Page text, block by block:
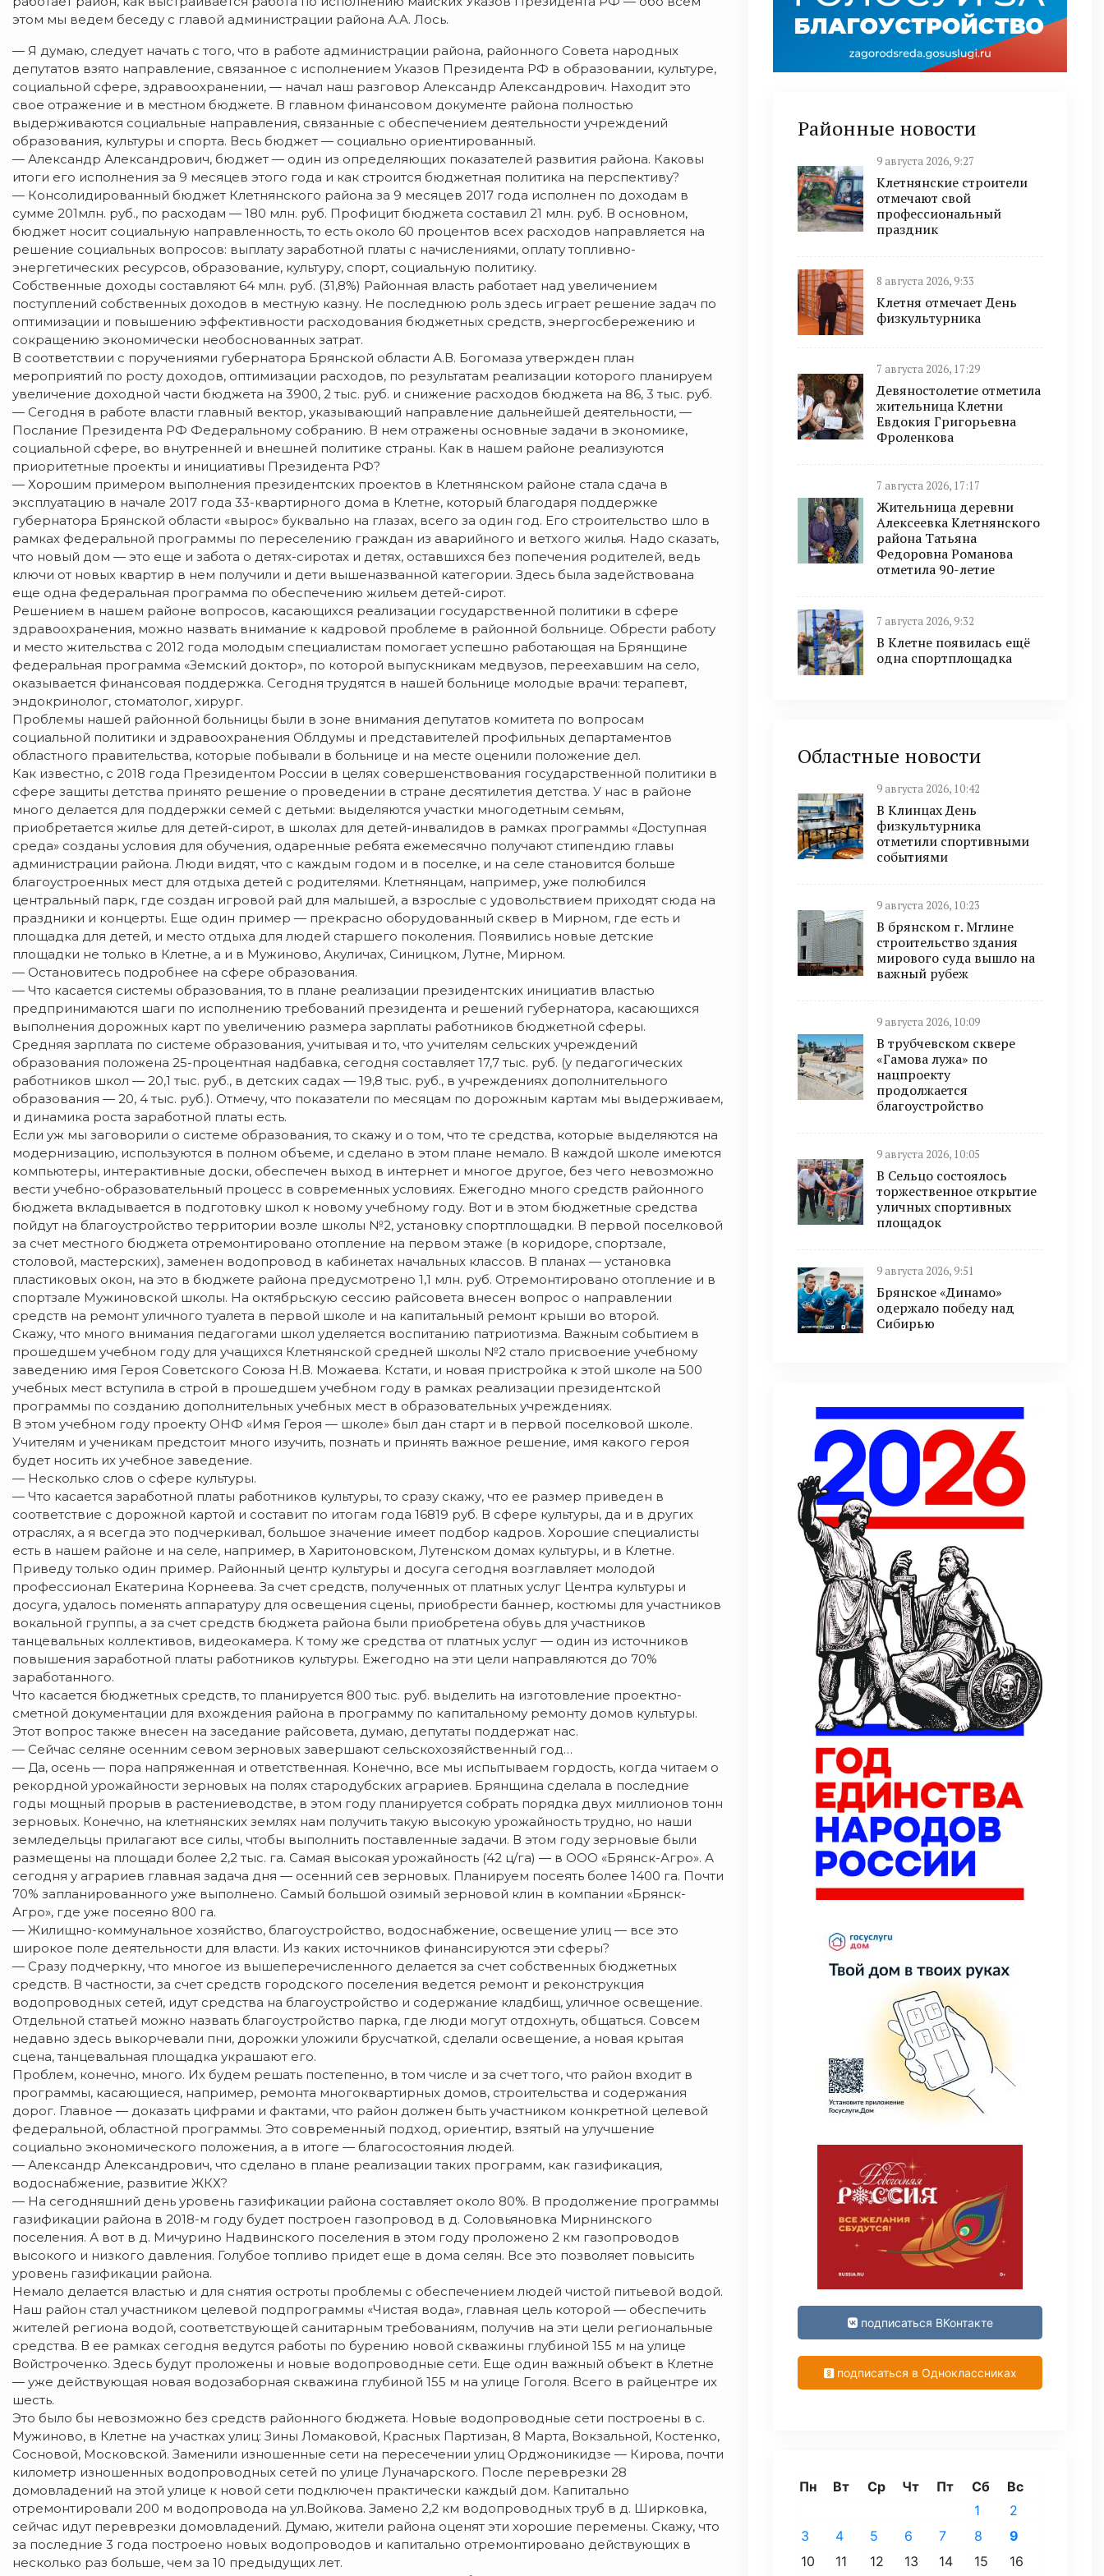
этом мы ведем беседу с главой администрации района А.А. Лось.
— Я думаю, следует начать с того, что в работе администрации района, районного Совета народных
депутатов взято направление, связанное с исполнением Указов Президента РФ в образовании, культуре,
социальной сфере, здравоохранении, — начал наш разговор Александр Александрович. Находит это
свое отражение и в местном бюджете. В главном финансовом документе района полностью
выдерживаются социальные направления, связанные с обеспечением деятельности учреждений
образования, культуры и спорта. Весь бюджет — социально ориентированный.
— Александр Александрович, бюджет — один из определяющих показателей развития района. Каковы
итоги его исполнения за 9 месяцев этого года и как строится бюджетная политика на перспективу?
— Консолидированный бюджет Клетнянского района за 9 месяцев 2017 года исполнен по доходам в
сумме 201млн. руб., по расходам — 180 млн. руб. Профицит бюджета составил 21 млн. руб. В основном,
бюджет носит социальную направленность, то есть около 60 процентов всех расходов направляется на
решение социальных вопросов: выплату заработной платы с начислениями, оплату топливно-
энергетических ресурсов, образование, культуру, спорт, социальную политику.
Собственные доходы составляют 64 млн. руб. (31,8%) Районная власть работает над увеличением
поступлений собственных доходов в местную казну. Не последнюю роль здесь играет решение задач по
оптимизации и повышению эффективности расходования бюджетных средств, энергосбережению и
сокращению экономически необоснованных затрат.
В соответствии с поручениями губернатора Брянской области А.В. Богомаза утвержден план
мероприятий по росту доходов, оптимизации расходов, по результатам реализации которого планируем
увеличение доходной части бюджета на 3900, 2 тыс. руб. и снижение расходов бюджета на 86, 3 тыс. руб.
— Сегодня в работе власти главный вектор, указывающий направление дальнейшей деятельности, —
Послание Президента РФ Федеральному собранию. В нем отражены основные задачи в экономике,
социальной сфере, во внутренней и внешней политике страны. Как в нашем районе реализуются
приоритетные проекты и инициативы Президента РФ?
— Хорошим примером выполнения президентских проектов в Клетнянском районе стала сдача в
эксплуатацию в начале 2017 года 33-квартирного дома в Клетне, который благодаря поддержке
губернатора Брянской области «вырос» буквально на глазах, всего за один год. Его строительство шло в
рамках федеральной программы по переселению граждан из аварийного и ветхого жилья. Надо сказать,
что новый дом — это еще и забота о детях-сиротах и детях, оставшихся без попечения родителей, ведь
ключи от новых квартир в нем получили и дети вышеназванной категории. Здесь была задействована
еще одна федеральная программа по обеспечению жильем детей-сирот.
Решением в нашем районе вопросов, касающихся реализации государственной политики в сфере
здравоохранения, можно назвать внимание к кадровой проблеме в районной больнице. Обрести работу
и место жительства с 2012 года молодым специалистам помогает успешно работающая на Брянщине
федеральная программа «Земский доктор», по которой выпускникам медвузов, переехавшим на село,
оказывается финансовая поддержка. Сегодня трудятся в нашей больнице молодые врачи: терапевт,
эндокринолог, стоматолог, хирург.
Проблемы нашей районной больницы были в зоне внимания депутатов комитета по вопросам
социальной политики и здравоохранения Облдумы и представителей профильных департаментов
областного правительства, которые побывали в больнице и на месте оценили положение дел.
Как известно, с 2018 года Президентом России в целях совершенствования государственной политики в
сфере защиты детства принято решение о проведении в стране десятилетия детства. У нас в районе
много делается для поддержки семей с детьми: выделяются участки многодетным семьям,
приобретается жилье для детей-сирот, в школах для детей-инвалидов в рамках программы «Доступная
среда» созданы условия для обучения, одаренные ребята ежемесячно получают стипендию главы
администрации района. Люди видят, что с каждым годом и в поселке, и на селе становится больше
благоустроенных мест для отдыха детей с родителями. Клетнянцам, например, уже полюбился
центральный парк, где создан игровой рай для малышей, а взрослые с удовольствием приходят сюда на
праздники и концерты. Еще один пример — прекрасно оборудованный сквер в Мирном, где есть и
площадка для детей, и место отдыха для людей старшего поколения. Появились новые детские
площадки не только в Клетне, а и в Мужиново, Акуличах, Синицком, Лутне, Мирном.
— Остановитесь подробнее на сфере образования.
— Что касается системы образования, то в плане реализации президентских инициатив властью
предпринимаются шаги по исполнению требований президента и решений губернатора, касающихся
выполнения дорожных карт по увеличению размера зарплаты работников бюджетной сферы.
Средняя зарплата по системе образования, учитывая и то, что учителям сельских учреждений
образования положена 25-процентная надбавка, сегодня составляет 17,7 тыс. руб. (у педагогических
работников школ — 20,1 тыс. руб., в детских садах — 19,8 тыс. руб., в учреждениях дополнительного
образования — 20, 4 тыс. руб.). Отмечу, что показатели по месяцам по дорожным картам мы выдерживаем,
и динамика роста заработной платы есть.
Если уж мы заговорили о системе образования, то скажу и о том, что те средства, которые выделяются на
модернизацию, используются в полном объеме, и сделано в этом плане немало. В каждой школе имеются
компьютеры, интерактивные доски, обеспечен выход в интернет и многое другое, без чего невозможно
вести учебно-образовательный процесс в современных условиях. Ежегодно много средств районного
бюджета вкладывается в подготовку школ к новому учебному году. Вот и в этом бюджетные средства
пойдут на благоустройство территории возле школы №2, установку спортплощадки. В первой поселковой
за счет местного бюджета отремонтировано отопление на первом этаже (в коридоре, спортзале,
столовой, мастерских), заменен водопровод в кабинетах начальных классов. В планах — установка
пластиковых окон, на это в бюджете района предусмотрено 1,1 млн. руб. Отремонтировано отопление и в
спортзале Мужиновской школы. На октябрьскую сессию райсовета внесен вопрос о направлении
средств на ремонт уличного туалета в первой школе и на капитальный ремонт крыши во второй.
Скажу, что много внимания педагогами школ уделяется воспитанию патриотизма. Важным событием в
прошедшем учебном году для учащихся Клетнянской средней школы №2 стало присвоение учебному
заведению имя Героя Советского Союза Н.В. Можаева. Кстати, и новая пристройка к этой школе на 500
учебных мест вступила в строй в прошедшем учебном году в рамках реализации президентской
программы по созданию дополнительных учебных мест в образовательных учреждениях.
В этом учебном году проекту ОНФ «Имя Героя — школе» был дан старт и в первой поселковой школе.
Учителям и ученикам предстоит много изучить, познать и принять важное решение, имя какого героя
будет носить их учебное заведение.
— Несколько слов о сфере культуры.
— Что касается заработной платы работников культуры, то сразу скажу, что ее размер приведен в
соответствие с дорожной картой и составит по итогам года 16819 руб. В сфере культуры, да и в других
отраслях, а я всегда это подчеркивал, большое значение имеет подбор кадров. Хорошие специалисты
есть в нашем районе и на селе, например, в Харитоновском, Лутенском домах культуры, и в Клетне.
Приведу только один пример. Районный центр культуры и досуга сегодня возглавляет молодой
профессионал Екатерина Корнеева. За счет средств, полученных от платных услуг Центра культуры и
досуга, удалось поменять аппаратуру для освещения сцены, приобрести баннер, костюмы для участников
вокальной группы, а за счет средств бюджета района были приобретена обувь для участников
танцевальных коллективов, видеокамера. К тому же средства от платных услуг — один из источников
повышения заработной платы работников культуры. Ежегодно на эти цели направляются до 70%
заработанного.
Что касается бюджетных средств, то планируется 800 тыс. руб. выделить на изготовление проектно-
сметной документации для вхождения района в программу по капитальному ремонту домов культуры.
Этот вопрос также внесен на заседание райсовета, думаю, депутаты поддержат нас.
— Сейчас селяне осенним севом зерновых завершают сельскохозяйственный год…
— Да, осень — пора напряженная и ответственная. Конечно, все мы испытываем гордость, когда читаем о
рекордной урожайности зерновых на полях стародубских аграриев. Брянщина сделала в последние
годы мощный прорыв в растениеводстве, в этом году планируется собрать порядка двух миллионов тонн
зерновых. Конечно, на клетнянских землях нам получить такую высокую урожайность трудно, но наши
земледельцы прилагают все силы, чтобы выполнить поставленные задачи. В этом году зерновые были
размещены на площади более 2,2 тыс. га. Самая высокая урожайность (42 ц/га) — в ООО «Брянск-Агро». А
сегодня у аграриев главная задача дня — осенний сев зерновых. Планируем посеять более 1400 га. Почти
70% запланированного уже выполнено. Самый большой озимый зерновой клин в компании «Брянск-
Агро», где уже посеяно 800 га.
— Жилищно-коммунальное хозяйство, благоустройство, водоснабжение, освещение улиц — все это
широкое поле деятельности для власти. Из каких источников финансируются эти сферы?
— Сразу подчеркну, что многое из вышеперечисленного делается за счет собственных бюджетных
средств. В частности, за счет средств городского поселения ведется ремонт и реконструкция
водопроводных сетей, идут средства на благоустройство и содержание кладбищ, уличное освещение.
Отдельной статьей можно назвать благоустройство парка, где люди могут отдохнуть, общаться. Совсем
недавно здесь выкорчевали пни, дорожки уложили брусчаткой, сделали освещение, а новая крытая
сцена, танцевальная площадка украшают его.
Проблем, конечно, много. Их будем решать постепенно, в том числе и за счет того, что район входит в
программы, касающиеся, например, ремонта многоквартирных домов, строительства и содержания
дорог. Главное — доказать цифрами и фактами, что район должен быть участником конкретной целевой
федеральной, областной программы. Это современный подход, ориентир, взятый на улучшение
социально экономического положения, а в итоге — благосостояния людей.
— Александр Александрович, что сделано в плане реализации таких программ, как газификация,
водоснабжение, развитие ЖКХ?
— На сегодняшний день уровень газификации района составляет около 80%. В продолжение программы
газификации района в 2018-м году будет построен газопровод в д. Соловьяновка Мирнинского
поселения. А вот в д. Мичурино Надвинского поселения в этом году проложено 2 км газопроводов
высокого и низкого давления. Голубое топливо придет еще в дома селян. Все это позволяет повысить
уровень газификации района.
Немало делается властью и для снятия остроты проблемы с обеспечением людей чистой питьевой водой.
Наш район стал участником целевой подпрограммы «Чистая вода», главная цель которой — обеспечить
жителей региона водой, соответствующей санитарным требованиям, получив на эти цели региональные
средства. В ее рамках сегодня ведутся работы по бурению новой скважины глубиной 155 м на улице
Войстроченко. Здесь будут проложены и новые водопроводные сети. Еще один важный объект в Клетне
— уже действующая новая водозаборная скважина глубиной 155 м на улице Гоголя. Всего в райцентре их
шесть.
Это было бы невозможно без средств районного бюджета. Новые водопроводные сети построены в с.
Мужиново, в Клетне на участках улиц: Зины Ломаковой, Красных Партизан, 8 Марта, Вокзальной, Костенко,
Сосновой, Московской. Заменили изношенные сети на пересечении улиц Орджоникидзе — Кирова, почти
километр изношенных водопроводных сетей по улице Луначарского. После переврезки 28
домовладений на этой улице к новой сети подключен практически каждый дом. Капитально
отремонтировали 200 м водопровода на ул.Войкова. Замено 2,2 км водопроводных труб в д. Ширковка,
сейчас идут переврезки домовладений. Думаю, жители района оценят эти хорошие перемены. Скажу, что
за последние 3 года построено новых водопроводов и капитально отремонтировано действующих в
несколько раз больше, чем за 10 предыдущих лет.
Районные новости
9 августа 2026, 9:27
Клетнянские строители
отмечают свой
профессиональный
праздник
8 августа 2026, 9:33
Клетня отмечает День
физкультурника
7 августа 2026, 17:29
Девяностолетие отметила
жительница Клетни
Евдокия Григорьевна
Фроленкова
7 августа 2026, 17:17
Жительница деревни
Алексеевка Клетнянского
района Татьяна
Федоровна Романова
отметила 90-летие
7 августа 2026, 9:32
В Клетне появилась ещё
одна спортплощадка
Областные новости
9 августа 2026, 10:42
В Клинцах День
физкультурника
отметили спортивными
событиями
9 августа 2026, 10:23
В брянском г. Мглине
строительство здания
мирового суда вышло на
важный рубеж
9 августа 2026, 10:09
В трубчевском сквере
«Гамова лужа» по
нацпроекту
продолжается
благоустройство
9 августа 2026, 10:05
В Сельцо состоялось
торжественное открытие
уличных спортивных
площадок
9 августа 2026, 9:51
Брянское «Динамо»
одержало победу над
Сибирью
подписаться ВКонтакте
подписаться в Одноклассниках
Пн Вт Ср Чт Пт Сб
Вс
1
2
3
4 5 6 7 8
9
10
11 12 13 14 15 16